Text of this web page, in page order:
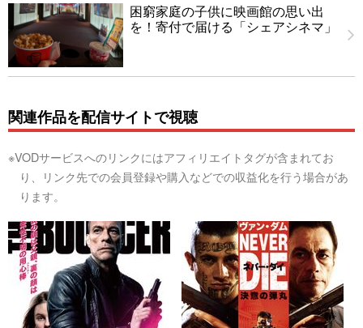
困窮家庭の子供に映画館の思い出
を！寄付で届ける「シェアシネマ」
関連作品を配信サイトで視聴
※VODサービスへのリンクにはアフィリエイトタグが含まれてお
り、リンク先での会員登録や購入などでの収益化を行う場合があ
ります。